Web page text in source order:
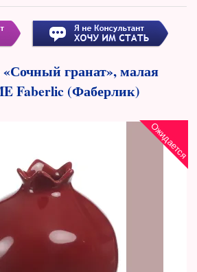
«Сочный гранат», малая
Faberlic (Фаберлик)
Ожидается